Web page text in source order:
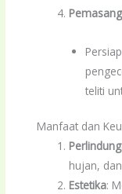
teliti
Manfaat dan
hujan,
Estetika: